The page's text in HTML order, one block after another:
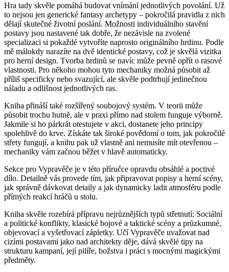
Hra tady skvěle pomáhá budovat vnímání jednotlivých povolání. Už
to nejsou jen generické fantasy archetypy – pokročilá pravidla z nich
dělají skutečné životní poslání. Možnosti individuálního stavění
postavy jsou nastavené tak dobře, že nezávisle na zvolené
specializaci si pokaždé vytvoříte naprosto originálního hrdinu. Podle
mě málokdy narazíte na dvě identické postavy, což je skvělá vizitka
pro herní design. Tvorba hrdinů se navíc může pevně opřít o rasové
vlastnosti. Pro někoho mohou tyto mechaniky možná působit až
příliš specificky nebo svazující, ale skvěle podtrhují jedinečnou
náladu a odlišnost jednotlivých ras.
Kniha přináší také rozšířený soubojový systém. V teorii může
působit trochu hutně, ale v praxi přímo nad stolem funguje výborně.
Jakmile si ho párkrát otestujete v akci, dostanete jeho principy
spolehlivě do krve. Získáte tak široké povědomí o tom, jak pokročilé
střety fungují, a knihu pak už vlastně ani nemusíte mít otevřenou –
mechaniky vám začnou běžet v hlavě automaticky.
Sekce pro Vypravěče je v této příručce opravdu obsáhlé a poctivé
dílo. Detailně vás provede tím, jak připravovat popisy a herní scény,
jak správně dávkovat detaily a jak dynamicky ladit atmosféru podle
přímých reakcí hráčů u stolu.
Kniha skvěle rozebírá přípravu nejrůznějších typů střetnutí; Sociální
a politické konflikty, klasické bojové a taktické scény a průzkumné,
objevovací a vyšetřovací zápletky. Učí Vypravěče uvažovat nad
cizími postavami jako nad architekty děje, dává skvělé tipy na
strukturu kampaní, její pilíře, božstva i práci s mocnými magickými
předměty.